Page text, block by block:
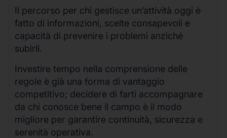
Il percorso per chi gestisce un’attività oggi è
fatto di informazioni, scelte consapevoli e
capacità di prevenire i problemi anziché
subirli.
Investire tempo nella comprensione delle
regole è già una forma di vantaggio
competitivo; decidere di farti accompagnare
da chi conosce bene il campo è il modo
migliore per garantire continuità, sicurezza e
serenità operativa.